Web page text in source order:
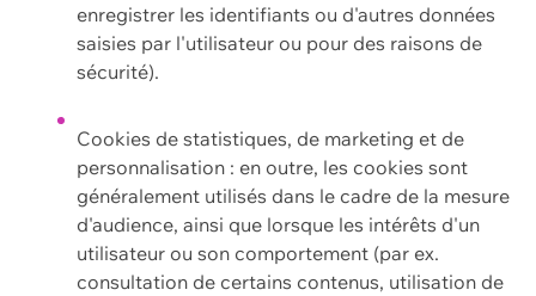
enregistrer les identifiants ou d'autres données
saisies par l'utilisateur ou pour des raisons de
sécurité).
Cookies de statistiques, de marketing et de
personnalisation : en outre, les cookies sont
généralement utilisés dans le cadre de la mesure
d'audience, ainsi que lorsque les intérêts d'un
utilisateur ou son comportement (par ex.
consultation de certains contenus, utilisation de